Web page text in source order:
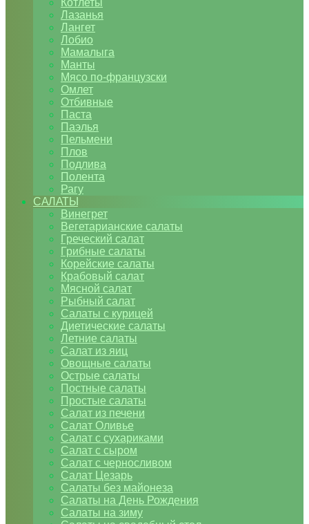
Котлеты
Лазанья
Лангет
Лобио
Мамалыга
Манты
Мясо по-французски
Омлет
Отбивные
Паста
Паэлья
Пельмени
Плов
Подлива
Полента
Рагу
САЛАТЫ
Винегрет
Вегетарианские салаты
Греческий салат
Грибные салаты
Корейские салаты
Крабовый салат
Мясной салат
Рыбный салат
Салаты с курицей
Диетические салаты
Летние салаты
Салат из яиц
Овощные салаты
Острые салаты
Постные салаты
Простые салаты
Салат из печени
Салат Оливье
Салат с сухариками
Салат с сыром
Салат с черносливом
Салат Цезарь
Салаты без майонеза
Салаты на День Рождения
Салаты на зиму